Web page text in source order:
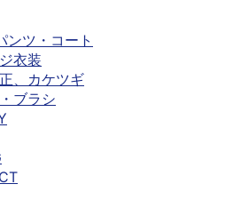
ンツ・コート
衣装
、カケツギ
ブラシ